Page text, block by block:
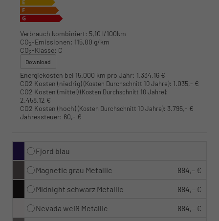
Verbrauch kombiniert: 5,10 l/100km
CO2-Emissionen: 115,00 g/km
CO2-Klasse: C
Download
Energiekosten bei 15.000 km pro Jahr: 1.334,16 €
CO2 Kosten (niedrig)(Kosten Durchschnitt 10 Jahre): 1.035,- €
CO2 Kosten (mittel)(Kosten Durchschnitt 10 Jahre):
2.458,12 €
CO2 Kosten (hoch)(Kosten Durchschnitt 10 Jahre): 3.795,- €
Jahressteuer: 60,- €
Fjord blau
Magnetic grau Metallic 884,– €
Midnight schwarz Metallic 884,– €
Nevada weiß Metallic 884,– €